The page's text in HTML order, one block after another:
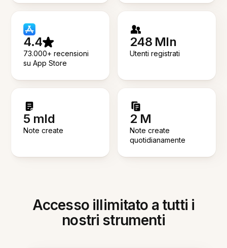
4.4
73.000+ recensioni
su App Store
248 Mln
Utenti registrati
5 mld
Note create
2 M
Note create
quotidianamente
Accesso illimitato a tutti i
nostri strumenti